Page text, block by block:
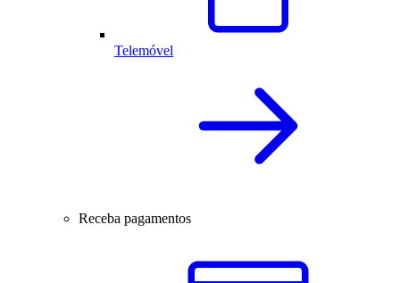
Telemóvel
Receba pagamentos